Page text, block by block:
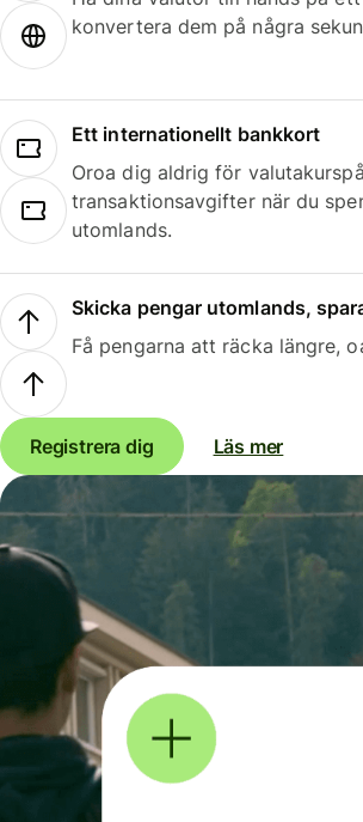
konvertera dem på några
Ett internationellt bankkort
Oroa dig aldrig för
transaktionsavgifter när du
utomlands.
Skicka pengar utomlands,
Få pengarna att räcka längre,
Registrera dig Läs mer